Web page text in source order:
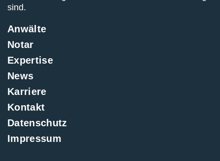
sind.
Anwälte
Notar
Expertise
News
Karriere
Kontakt
Datenschutz
Impressum